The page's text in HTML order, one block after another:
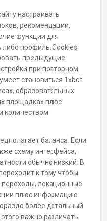
настраивать
рекомендации,
функции для
профиль. Cookies
предыдущие
при повторном
становиться 1xbet
образовательных
площадках плюс
количеством
баланса. Если
схему интерфейса,
обычно низкий. В
к тому чтобы
переходы, локационные
плюс информацию
более детальный
важно различать